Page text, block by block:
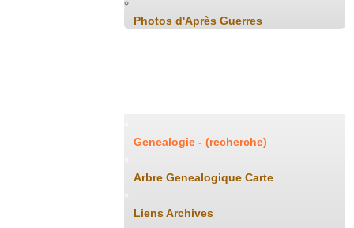
Photos d'Après Guerres
Genealogie - (recherche)
Arbre Genealogique Carte
Liens Archives